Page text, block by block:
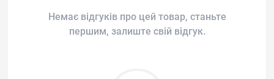
Немає відгуків про цей товар, станьте
першим, залиште свій відгук.